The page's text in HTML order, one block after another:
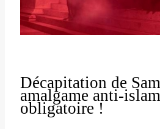
Décapitation de
amalgame anti-
obligatoire !